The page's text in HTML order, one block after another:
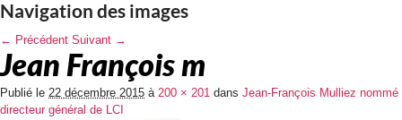
Navigation des images
← Précédent Suivant →
Jean François m
Publié le 22 décembre 2015 à 200 × 201 dans Jean-François Mulliez nommé
directeur général de LCI